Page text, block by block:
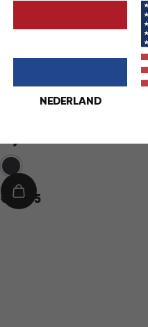
NEDERLAND
Grijs
€€ 24,95
IN